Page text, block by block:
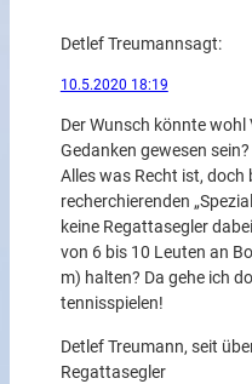
Detlef Treumannsagt:
10.5.2020 18:19
Der Wunsch könnte
Gedanken gewesen sein?
Alles was Recht ist, doch
recherchierenden
keine Regattasegler
von 6 bis 10 Leuten an
m) halten? Da gehe ich
tennisspielen!
Detlef Treumann, seit
Regattasegler